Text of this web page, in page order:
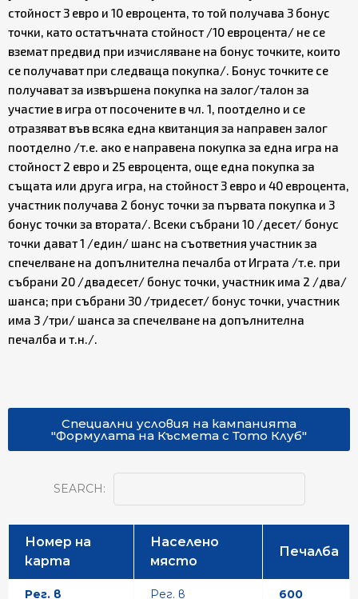
стойност 3 евро и 10 евроцента, то той получава 3 бонус
точки, като остатъчната стойност /10 евроцента/ не се
вземат предвид при изчисляване на бонус точките, които
се получават при следваща покупка/. Бонус точките се
получават за извършена покупка на залог/талон за
участие в игра от посочените в чл. 1, поотделно и се
отразяват във всяка една квитанция за направен залог
поотделно /т.е. ако е направена покупка за една игра на
стойност 2 евро и 25 евроцента, още една покупка за
същата или друга игра, на стойност 3 евро и 40 евроцента,
участник получава 2 бонус точки за първата покупка и 3
бонус точки за втората/. Всеки събрани 10 /десет/ бонус
точки дават 1 /един/ шанс на съответния участник за
спечелване на допълнителна печалба от Играта /т.е. при
събрани 20 /двадесет/ бонус точки, участник има 2 /два/
шанса; при събрани 30 /тридесет/ бонус точки, участник
има 3 /три/ шанса за спечелване на допълнителна
печалба и т.н./.
Специални условия на кампанията
"Формулата на Късмета с Тото Клуб"
SEARCH:
Номер на
карта
Населено
място
Печалба
Рег. в
Рег. в
600